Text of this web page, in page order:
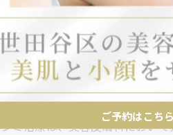
シミ治療の最新技術と効
シミ治療は、美容皮膚科におい
ご予約はこちら